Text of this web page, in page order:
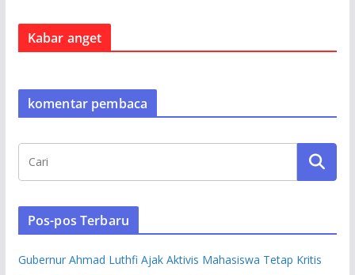
Kabar anget
komentar pembaca
Pos-pos Terbaru
Gubernur Ahmad Luthfi Ajak Aktivis Mahasiswa Tetap Kritis